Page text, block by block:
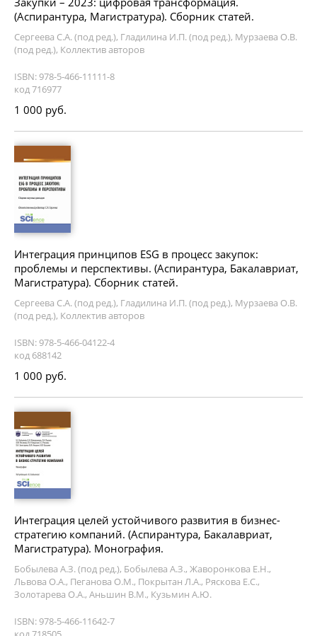
(Аспирантура, Магистратура). Сборник статей.
Сергеева С.А. (под ред.), Гладилина И.П. (под ред.), Мурзаева О.В.
(под ред.), Коллектив авторов
ISBN: 978-5-466-11111-8
код 716977
1 000 руб.
Интеграция принципов ESG в процесс закупок:
проблемы и перспективы. (Аспирантура, Бакалавриат,
Магистратура). Сборник статей.
Сергеева С.А. (под ред.), Гладилина И.П. (под ред.), Мурзаева О.В.
(под ред.), Коллектив авторов
ISBN: 978-5-466-04122-4
код 688142
1 000 руб.
Интеграция целей устойчивого развития в бизнес-
стратегию компаний. (Аспирантура, Бакалавриат,
Магистратура). Монография.
Бобылева А.З. (под ред.), Бобылева А.З., Жаворонкова Е.Н.,
Львова О.А., Пеганова О.М., Покрытан Л.А., Ряскова Е.С.,
Золотарева О.А., Аньшин В.М., Кузьмин А.Ю.
ISBN: 978-5-466-11642-7